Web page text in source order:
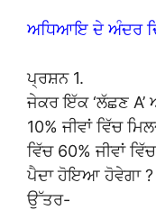
ਅਧਿਆਇ ਦੇ ਅੰਦਰ
ਪ੍ਰਸ਼ਨ 1.
ਜੇਕਰ ਇੱਕ ‘ਲੱਛਣ A’
10% ਜੀਵਾਂ ਵਿੱਚ
ਵਿੱਚ 60% ਜੀਵਾਂ
ਪੈਦਾ ਹੋਇਆ ਹੋਵੇਗਾ ?
ਉੱਤਰ-